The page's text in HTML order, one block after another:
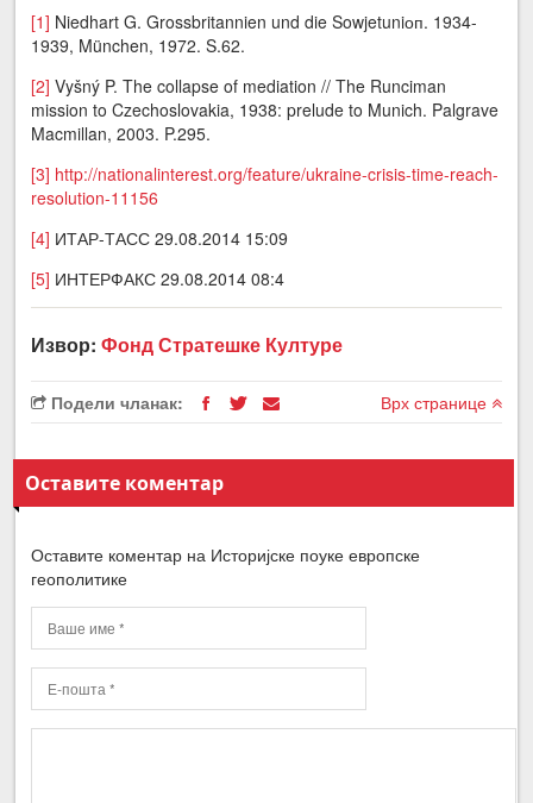
[1] Niedhart G. Grossbritannien und die Sowjetuniоп. 1934-
1939, München, 1972. S.62.
[2] Vyšný P. The collapse of mediation // The Runciman
mission to Czechoslovakia, 1938: prelude to Munich. Palgrave
Macmillan, 2003. P.295.
[3] http://nationalinterest.org/feature/ukraine-crisis-time-reach-
resolution-11156
[4] ИТАР-ТАСС 29.08.2014 15:09
[5] ИНТЕРФАКС 29.08.2014 08:4
Извор:Фонд Стратешке Културе
Подели чланак: Врх странице
Оставите коментар
Оставите коментар на Историјске поуке европске
геополитике